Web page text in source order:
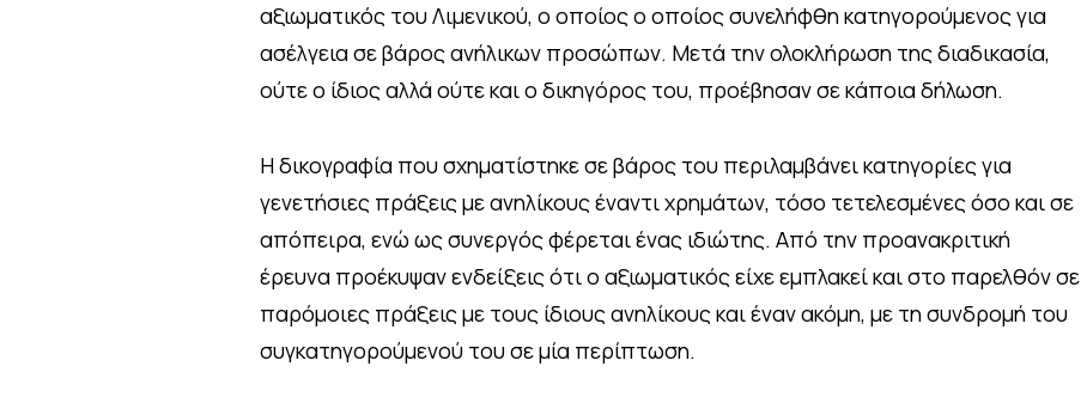
αξιωματικός του Λιμενικού, ο οποίος ο οποίος συνελήφθη κατηγορούμενος για
ασέλγεια σε βάρος ανήλικων προσώπων. Μετά την ολοκλήρωση της διαδικασία,
ούτε ο ίδιος αλλά ούτε και ο δικηγόρος του, προέβησαν σε κάποια δήλωση.
Η δικογραφία που σχηματίστηκε σε βάρος του περιλαμβάνει κατηγορίες για
γενετήσιες πράξεις με ανηλίκους έναντι χρημάτων, τόσο τετελεσμένες όσο και σε
απόπειρα, ενώ ως συνεργός φέρεται ένας ιδιώτης. Από την προανακριτική
έρευνα προέκυψαν ενδείξεις ότι ο αξιωματικός είχε εμπλακεί και στο παρελθόν σε
παρόμοιες πράξεις με τους ίδιους ανηλίκους και έναν ακόμη, με τη συνδρομή του
συγκατηγορούμενού του σε μία περίπτωση.